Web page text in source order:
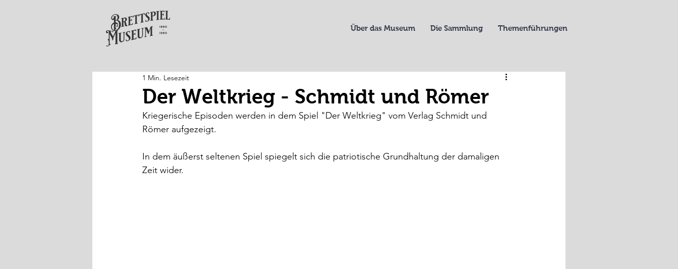
Über das Museum Die Sammlung Themenführungen
Der Weltkrieg - Schmidt und Römer
1 Min. Lesezeit
Kriegerische Episoden werden in dem Spiel "Der Weltkrieg" vom Verlag Schmidt und
Römer aufgezeigt.
In dem äußerst seltenen Spiel spiegelt sich die patriotische Grundhaltung der damaligen
Zeit wider.